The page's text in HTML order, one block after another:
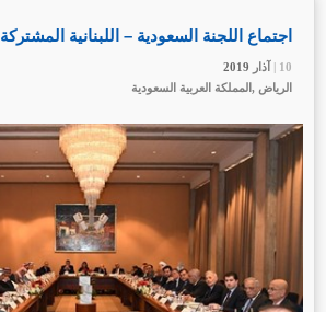
10 | آذار
اجتماع اللجنة السعودية – اللبنانية المشتركة
10 | آذار
الرياض ,المملكة العربية السعودية
10 | آذار 10 | آذار